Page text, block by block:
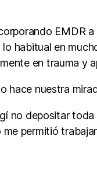
EMDR
lo habitual en
en trauma y
hace nuestra
no depositar toda
permitió